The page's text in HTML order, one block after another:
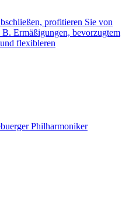
profitieren Sie von
Ermäßigungen, bevorzugtem
flexibleren
Philharmoniker